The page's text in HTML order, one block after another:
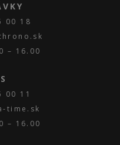
00 18
– 16.00
00 11
time.sk
– 16.00